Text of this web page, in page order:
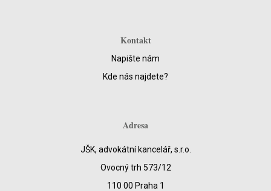
Kontakt
Napište nám
Kde nás najdete?
Adresa
JŠK, advokátní kancelář, s.r.o.
Ovocný trh 573/12
110 00 Praha 1